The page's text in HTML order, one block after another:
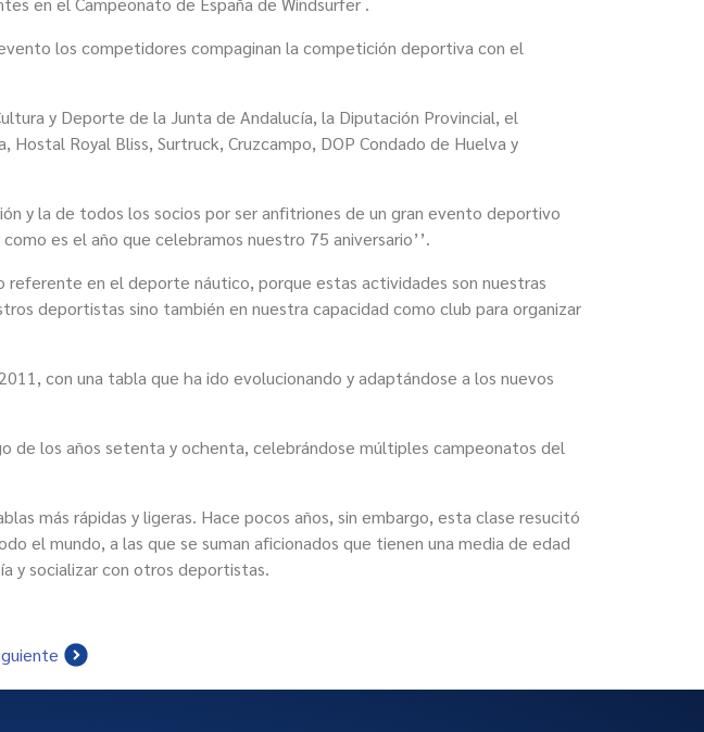
los competidores compaginan la competición deportiva con el
y Deporte de la Junta de Andalucía, la Diputación Provincial, el
Royal Bliss, Surtruck, Cruzcampo, DOP Condado de Huelva y
y la de todos los socios por ser anfitriones de un gran evento deportivo
es el año que celebramos nuestro 75 aniversario’’.
referente en el deporte náutico, porque estas actividades son nuestras
deportistas sino también en nuestra capacidad como club para organizar
con una tabla que ha ido evolucionando y adaptándose a los nuevos
de los años setenta y ochenta, celebrándose múltiples campeonatos del
más rápidas y ligeras. Hace pocos años, sin embargo, esta clase resucitó
el mundo, a las que se suman aficionados que tienen una media de edad
y socializar con otros deportistas.